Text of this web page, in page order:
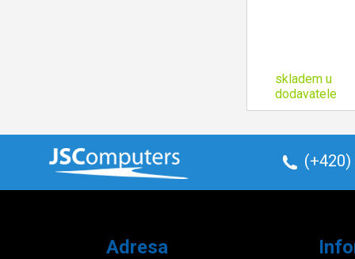
skladem u
dodavatele
(+420)
Adresa